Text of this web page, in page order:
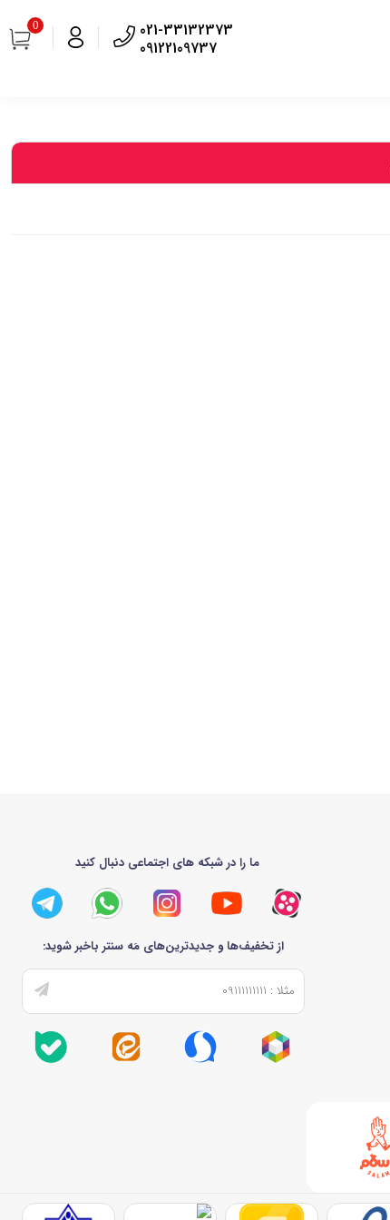
021-33132373
09122109737
0
ما را در شبکه های اجتماعی دنبال کنید
از تخفیف‌ها و جدیدترین‌های مَه سنتر باخبر شوید: